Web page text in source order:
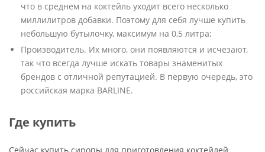
что в среднем на коктейль уходит всего несколько
миллилитров добавки. Поэтому для себя лучше купить
небольшую бутылочку, максимум на 0,5 литра;
Производитель. Их много, они появляются и исчезают,
так что всегда лучше искать товары знаменитых
брендов с отличной репутацией. В первую очередь, это
российская марка BARLINE.
Где купить